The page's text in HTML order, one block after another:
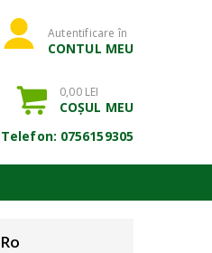
Autentificare în
CONTUL MEU
0,00 LEI
COȘUL MEU
Telefon: 0756159305